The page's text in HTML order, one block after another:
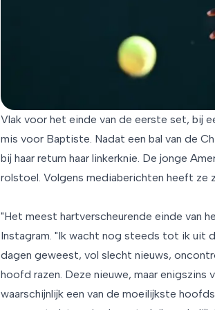
Vlak voor het einde van de eerste set, bij
mis voor Baptiste. Nadat een bal van de
bij haar return haar linkerknie. De jonge
rolstoel. Volgens mediaberichten heeft ze
"Het meest hartverscheurende einde van
Instagram. "Ik wacht nog steeds tot ik uit
dagen geweest, vol slecht nieuws,
hoofd razen. Deze nieuwe, maar
waarschijnlijk een van de moeilijkste